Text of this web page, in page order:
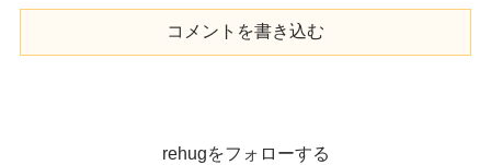
コメントを書き込む
rehugをフォローする